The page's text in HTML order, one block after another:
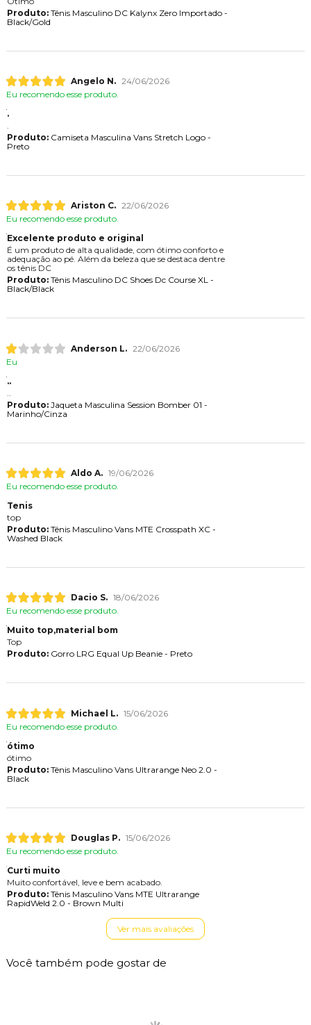
Produto:Tênis Masculino DC Kalynx Zero Importado -
Black/Gold
Angelo N. 24/06/2026
Eu recomendo esse produto.
.
.
Produto:Camiseta Masculina Vans Stretch Logo -
Preto
Ariston C. 22/06/2026
Eu recomendo esse produto.
Excelente produto e original
É um produto de alta qualidade, com ótimo conforto e
adequação ao pé. Além da beleza que se destaca dentre
os tênis DC
Produto:Tênis Masculino DC Shoes Dc Course XL -
Black/Black
Anderson L. 22/06/2026
Eu
..
Produto:Jaqueta Masculina Session Bomber 01 -
Marinho/Cinza
Aldo A. 19/06/2026
Eu recomendo esse produto.
Tenis
top
Produto:Tênis Masculino Vans MTE Crosspath XC -
Washed Black
Dacio S. 18/06/2026
Eu recomendo esse produto.
Muito top,material bom
Top
Produto:Gorro LRG Equal Up Beanie - Preto
Michael L. 15/06/2026
Eu recomendo esse produto.
ótimo
ótimo
Produto:Tênis Masculino Vans Ultrarange Neo 2.0 -
Black
Douglas P. 15/06/2026
Eu recomendo esse produto.
Curti muito
Muito confortável, leve e bem acabado.
Produto:Tênis Masculino Vans MTE Ultrarange
RapidWeld 2.0 - Brown Multi
Ver mais avaliações
Você também pode gostar de